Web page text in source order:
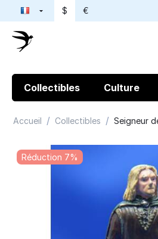
$ €
Collectibles Culture
Accueil / Collectibles / Seigneur
Réduction 7%